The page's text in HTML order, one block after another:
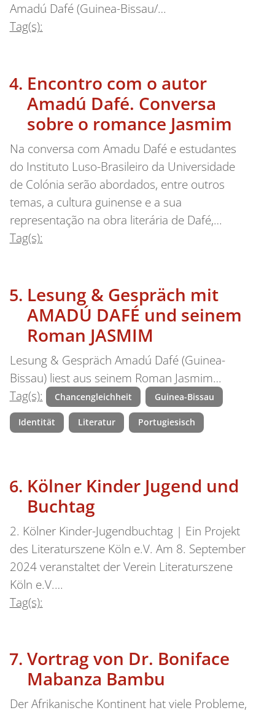
Amadú Dafé (Guinea-Bissau/…
Tag(s):
Encontro com o autor
Amadú Dafé. Conversa
sobre o romance Jasmim
Na conversa com Amadu Dafé e estudantes
do Instituto Luso-Brasileiro da Universidade
de Colónia serão abordados, entre outros
temas, a cultura guinense e a sua
representação na obra literária de Dafé,…
Tag(s):
Lesung & Gespräch mit
AMADÚ DAFÉ und seinem
Roman JASMIM
Lesung & Gespräch Amadú Dafé (Guinea-
Bissau) liest aus seinem Roman Jasmim…
Tag(s):
Chancengleichheit Guinea-Bissau
Identität Literatur Portugiesisch
Kölner Kinder Jugend und
Buchtag
2. Kölner Kinder-Jugendbuchtag | Ein Projekt
des Literaturszene Köln e.V. Am 8. September
2024 veranstaltet der Verein Literaturszene
Köln e.V.…
Tag(s):
Vortrag von Dr. Boniface
Mabanza Bambu
Der Afrikanische Kontinent hat viele Probleme,